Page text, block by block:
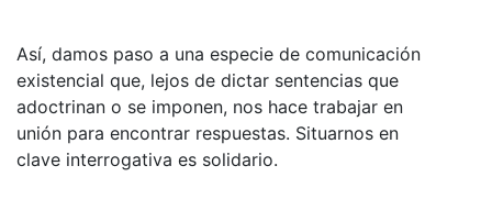
Así, damos paso a una especie de comunicación
existencial que, lejos de dictar sentencias que
adoctrinan o se imponen, nos hace trabajar en
unión para encontrar respuestas. Situarnos en
clave interrogativa es solidario.